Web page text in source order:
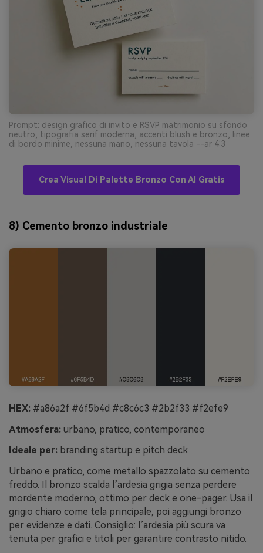
Prompt: design grafico di invito e RSVP matrimonio su sfondo
neutro, tipografia serif moderna, accenti blush e bronzo, linee
di bordo minime, nessuna mano, nessuna tavola --ar 4:3
Crea Visual Di Palette Bronzo Con AI Gratis
8) Cemento bronzo industriale
HEX: #a86a2f #6f5b4d #c8c6c3 #2b2f33 #f2efe9
Atmosfera: urbano, pratico, contemporaneo
Ideale per: branding startup e pitch deck
Urbano e pratico, come metallo spazzolato su cemento
freddo. Il bronzo scalda l’ardesia grigia senza perdere
mordente moderno, ottimo per deck e one-pager. Usa il
grigio chiaro come tela principale, poi aggiungi bronzo
per evidenze e dati. Consiglio: l’ardesia più scura va
tenuta per grafici e titoli per garantire contrasto nitido.